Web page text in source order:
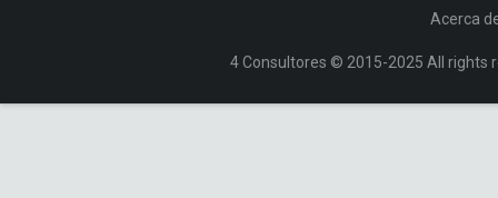
Acerca
4 Consultores © 2015-2025 All rights